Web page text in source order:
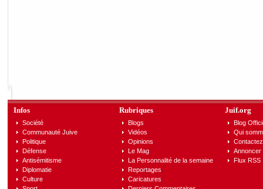
Infos
Société
Communauté Juive
Politique
Défense
Antisémitisme
Diplomatie
Culture
Rubriques
Blogs
Vidéos
Opinions
Le Mag
La Personnalité de la semaine
Reportages
Caricatures
Juif.org
Blog
Qui
Annoncer
Flux RSS